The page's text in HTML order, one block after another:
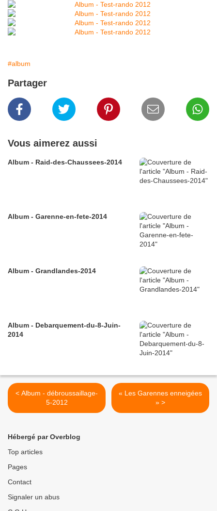
#album
Partager
Vous aimerez aussi
Album - Raid-des-Chaussees-2014
Album - Garenne-en-fete-2014
Album - Grandlandes-2014
Album - Debarquement-du-8-Juin-
2014
< Album - débroussaillage-
5-2012
« Les Garennes enneigées
» >
Hébergé par Overblog
Top articles
Pages
Contact
Signaler un abus